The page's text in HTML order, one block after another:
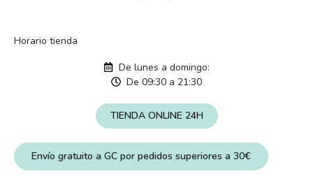
Horario tienda
De lunes a domingo:
De 09:30 a 21:30
TIENDA ONLINE 24H
Envío gratuito a GC por pedidos superiores a 30€